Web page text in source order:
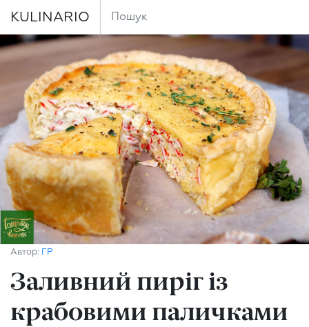
KULINARIO
Автор: ГР
Заливний пиріг із
крабовими паличками